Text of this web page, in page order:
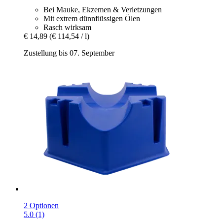
Bei Mauke, Ekzemen & Verletzungen
Mit extrem dünnflüssigen Ölen
Rasch wirksam
€ 14,89 (€ 114,54 / l)
Zustellung bis 07. September
2 Optionen
5.0 (1)